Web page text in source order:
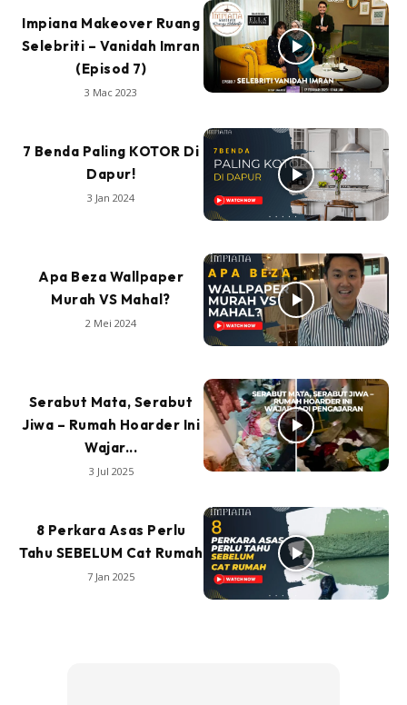
Impiana Makeover Ruang
Selebriti – Vanidah Imran
(Episod 7)
3 Mac 2023
7 Benda Paling KOTOR Di
Dapur!
3 Jan 2024
Apa Beza Wallpaper
Murah VS Mahal?
2 Mei 2024
Serabut Mata, Serabut
Jiwa – Rumah Hoarder Ini
Wajar...
3 Jul 2025
8 Perkara Asas Perlu
Tahu SEBELUM Cat Rumah
7 Jan 2025